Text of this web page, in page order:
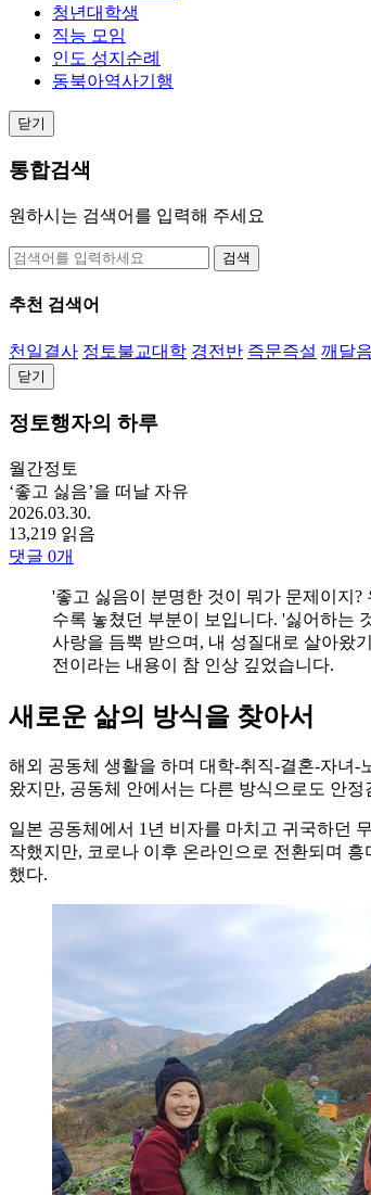
청년대학생
직능 모임
인도 성지순례
동북아역사기행
닫기
통합검색
원하시는 검색어를 입력해 주세요
검색
추천 검색어
천일결사 정토불교대학 경전반 즉문즉설 깨달
닫기
정토행자의 하루
월간정토
‘좋고 싫음’을 떠날 자유
2026.03.30.
13,219 읽음
댓글 0개
'좋고 싫음이 분명한 것이 뭐가 문제이지
수록 놓쳤던 부분이 보입니다. '싫어하는
사랑을 듬뿍 받으며, 내 성질대로 살아왔
전이라는 내용이 참 인상 깊었습니다.
새로운 삶의 방식을 찾아서
해외 공동체 생활을 하며 대학-취직-결혼-자녀-
왔지만, 공동체 안에서는 다른 방식으로도 안
일본 공동체에서 1년 비자를 마치고 귀국하던
작했지만, 코로나 이후 온라인으로 전환되며
했다.